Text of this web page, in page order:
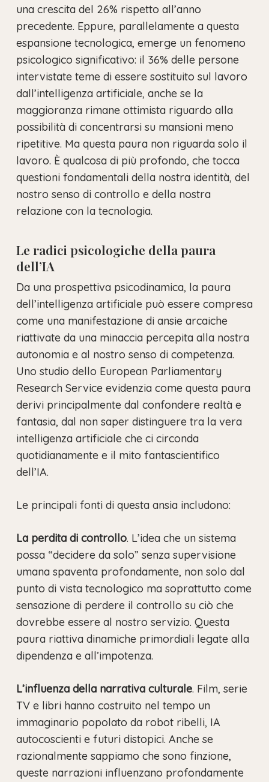
una crescita del 26% rispetto all’anno
precedente. Eppure, parallelamente a questa
espansione tecnologica, emerge un fenomeno
psicologico significativo: il 36% delle persone
intervistate teme di essere sostituito sul lavoro
dall’intelligenza artificiale, anche se la
maggioranza rimane ottimista riguardo alla
possibilità di concentrarsi su mansioni meno
ripetitive. Ma questa paura non riguarda solo il
lavoro. È qualcosa di più profondo, che tocca
questioni fondamentali della nostra identità, del
nostro senso di controllo e della nostra
relazione con la tecnologia.
Le radici psicologiche della paura
dell’IA
Da una prospettiva psicodinamica, la paura
dell’intelligenza artificiale può essere compresa
come una manifestazione di ansie arcaiche
riattivate da una minaccia percepita alla nostra
autonomia e al nostro senso di competenza.
Uno studio dello European Parliamentary
Research Service evidenzia come questa paura
derivi principalmente dal confondere realtà e
fantasia, dal non saper distinguere tra la vera
intelligenza artificiale che ci circonda
quotidianamente e il mito fantascientifico
dell’IA.
Le principali fonti di questa ansia includono:
La perdita di controllo. L’idea che un sistema
possa “decidere da solo” senza supervisione
umana spaventa profondamente, non solo dal
punto di vista tecnologico ma soprattutto come
sensazione di perdere il controllo su ciò che
dovrebbe essere al nostro servizio. Questa
paura riattiva dinamiche primordiali legate alla
dipendenza e all’impotenza.
L’influenza della narrativa culturale. Film, serie
TV e libri hanno costruito nel tempo un
immaginario popolato da robot ribelli, IA
autocoscienti e futuri distopici. Anche se
razionalmente sappiamo che sono finzione,
queste narrazioni influenzano profondamente